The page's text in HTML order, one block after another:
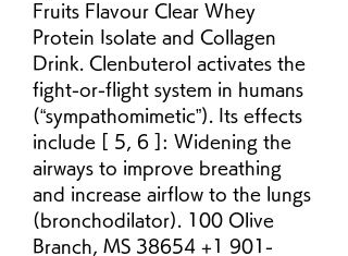
Fruits Flavour Clear Whey
Protein Isolate and Collagen
Drink. Clenbuterol activates the
fight-or-flight system in humans
(“sympathomimetic”). Its effects
include [ 5, 6 ]: Widening the
airways to improve breathing
and increase airflow to the lungs
(bronchodilator). 100 Olive
Branch, MS 38654 +1 901-